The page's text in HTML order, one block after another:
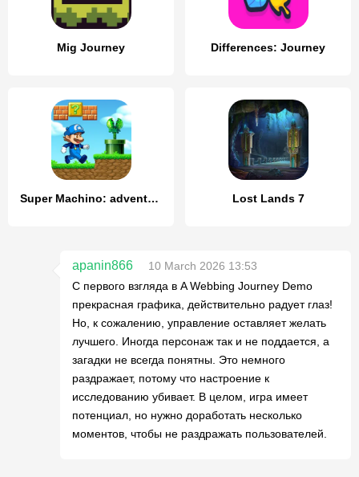
Mig Journey Differences: Journey
Super Machino: adventure game Lost Lands 7
apanin866
10 March 2026 13:53
С первого взгляда в A Webbing Journey Demo
прекрасная графика, действительно радует глаз!
Но, к сожалению, управление оставляет желать
лучшего. Иногда персонаж так и не поддается, а
загадки не всегда понятны. Это немного
раздражает, потому что настроение к
исследованию убивает. В целом, игра имеет
потенциал, но нужно доработать несколько
моментов, чтобы не раздражать пользователей.